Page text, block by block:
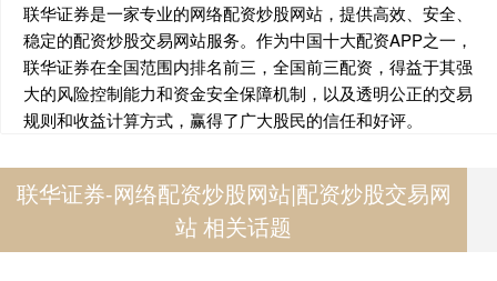
联华证券是一家专业的网络配资炒股网站，提供高效、安全、
稳定的配资炒股交易网站服务。作为中国十大配资APP之一，
联华证券在全国范围内排名前三，全国前三配资，得益于其强
大的风险控制能力和资金安全保障机制，以及透明公正的交易
规则和收益计算方式，赢得了广大股民的信任和好评。
联华证券-网络配资炒股网站|配资炒股交易网
站 相关话题